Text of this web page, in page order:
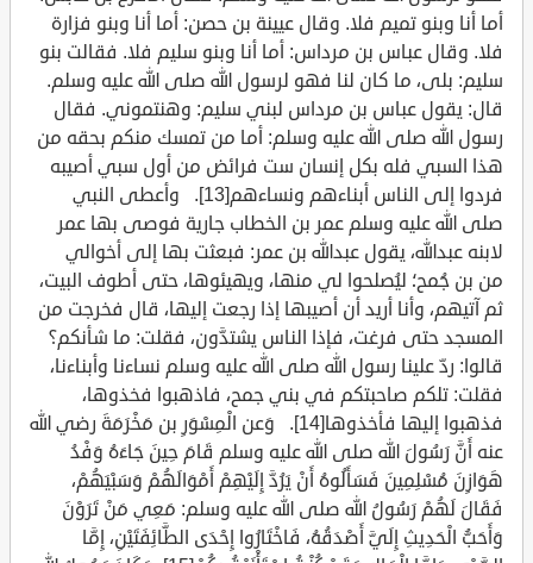
أما أنا وبنو تميم فلا. وقال عيينة بن حصن: أما أنا وبنو فزارة
فلا. وقال عباس بن مرداس: أما أنا وبنو سليم فلا. فقالت بنو
سليم: بلى، ما كان لنا فهو لرسول الله صلى الله عليه وسلم.
قال: يقول عباس بن مرداس لبني سليم: وهنتموني. فقال
رسول الله صلى الله عليه وسلم: أما من تمسك منكم بحقه من
هذا السبي فله بكل إنسان ست فرائض من أول سبي أصيبه
فردوا إلى الناس أبناءهم ونساءهم[13]. وأعطى النبي
صلى الله عليه وسلم عمر بن الخطاب جارية فوصى بها عمر
لابنه عبدالله، يقول عبدالله بن عمر: فبعثت بها إلى أخوالي
من بن جُمح؛ ليُصلحوا لي منها، ويهيئوها، حتى أطوف البيت،
ثم آتيهم، وأنا أريد أن أصيبها إذا رجعت إليها، قال فخرجت من
المسجد حتى فرغت، فإذا الناس يشتدَّون، فقلت: ما شأنكم؟
قالوا: ردّ علينا رسول الله صلى الله عليه وسلم نساءنا وأبناءنا،
فقلت: تلكم صاحبتكم في بني جمح، فاذهبوا فخذوها،
فذهبوا إليها فأخذوها[14]. وَعن الْمِسْوَرِ بن مَخْرَمَةَ رضي الله
عنه أَنَّ رَسُولَ الله صلى الله عليه وسلم قَامَ حِينَ جَاءَهُ وَفْدُ
هَوَازِنَ مُسْلِمِينَ فَسَأَلُوهُ أَنْ يَرُدَّ إِلَيْهِمْ أَمْوَالَهُمْ وَسَبْيَهُمْ،
فَقَالَ لَهُمْ رَسُولُ الله صلى الله عليه وسلم: مَعِي مَنْ تَرَوْنَ
وَأَحَبُّ الْحَدِيثِ إِلَيَّ أَصْدَقُهُ، فَاخْتَارُوا إِحْدَى الطَّائِفَتَيْنِ، إِمَّا